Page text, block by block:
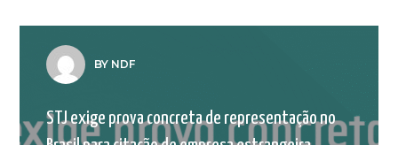
BY NDF
STJ exige prova concreta de representação no